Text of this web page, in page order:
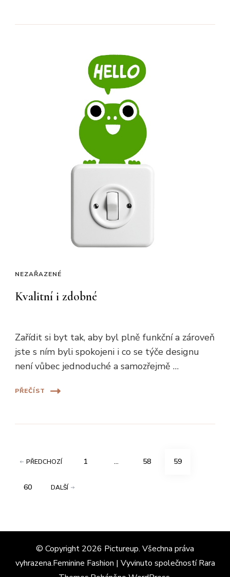
NEZAŘAZENÉ
Kvalitní i zdobné
Zařídit si byt tak, aby byl plně funkční a zároveň
jste s ním byli spokojeni i co se týče designu
není vůbec jednoduché a samozřejmě …
PŘEČÍST
Stránkování
PŘEDCHOZÍ STRÁNKA
1 … STRÁNKA
58 STRÁNKA
59
STRÁNKA
60 DALŠÍ
© Copyright 2026 Pictureup. Všechna práva
vyhrazena.Feminine Fashion | Vyvinuto společnostíRara